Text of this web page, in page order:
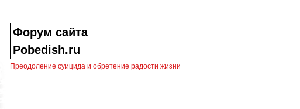
Форум сайта
Pobedish.ru
Преодоление суицида и обретение радости жизни